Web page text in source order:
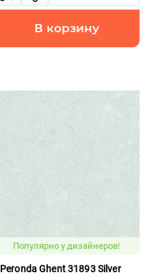
В корзину
Популярно у дизайнеров!
Peronda Ghent 31893 Silver